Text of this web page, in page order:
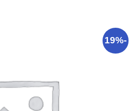
-19%